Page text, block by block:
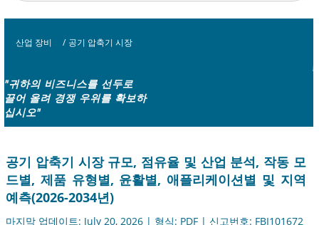
산업 장비 / 공기 압축기 시장
"귀하의 비즈니스를 선두로
끌어 올려 경쟁 우위를 확보하
십시오"
공기 압축기 시장 규모, 점유율 및 산업 분석, 작동 모
드별, 제품 유형별, 윤활별, 애플리케이션별 및 지역
예측(2026-2034년)
마지막 업데이트: July 20, 2026 | 형식: PDF | 신고번호: FBI101672